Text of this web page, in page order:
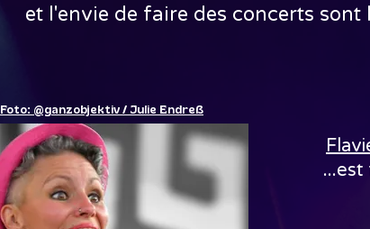
et l'envie de faire des concerts
Foto: @ganzobjektiv / Julie Endreß
...est